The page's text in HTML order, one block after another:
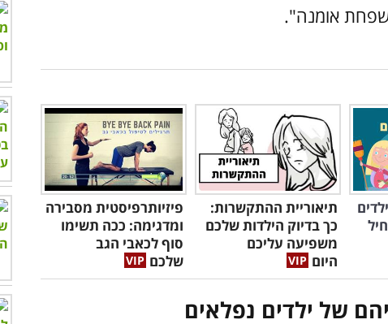
אומנה".
תיאוריית ההתקשרות:
כך בדיוק הילדות שלכם
משפיעה עליכם
היום
פיזיותרפיסטית מסבירה
ומדגימה: ככה תשימו
סוף לכאבי הגב
שלכם
של ילדים נפלאים